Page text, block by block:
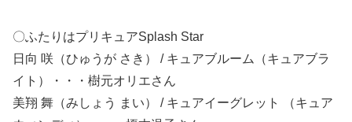
〇ふたりはプリキュアSplash Star
日向 咲（ひゅうが さき） / キュアブルーム（キュアブラ
イト）・・・樹元オリエさん
美翔 舞（みしょう まい） / キュアイーグレット （キュア